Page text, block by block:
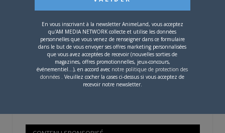
Si votre ville n'est pas dans la liste,contactez-nous!
En vous inscrivant à la newsletter AnimeLand, vous acceptez
qu'AM MEDIA NETWORK collecte et utilise les données
personnelles que vous venez de renseigner dans ce formulaire
dans le but de vous envoyer ses offres marketing personnalisées
que vous avez acceptées de recevoir (nouvelles sorties de
magazines, offres promotionnelles, jeux-concours,
événementiel...), en accord avec notre politique de protection des
données . Veuillez cocher la cases ci-dessus si vous acceptez de
recevoir notre newsletter.